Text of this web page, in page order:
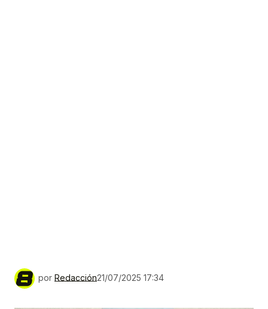
por Redacción21/07/2025 17:34